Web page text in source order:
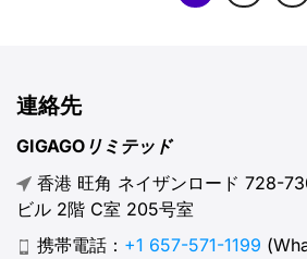
し、データのみのSIMプランでも、
になり、多くの旅行者にとって最も
可能性があります。 本記事では、観
SIMカードに関する全て（種類・価
択肢となり得るベトナムeSIMにつ
I. ベトナムのSIMカードは必要です
SIMカードは、ベトナム旅行中に通
連絡先
GIGAGOリミテッド
香港 旺角 ネイザンロード 728-
ビル 2階 C室 205号室
携帯電話： +1 657-571-1199